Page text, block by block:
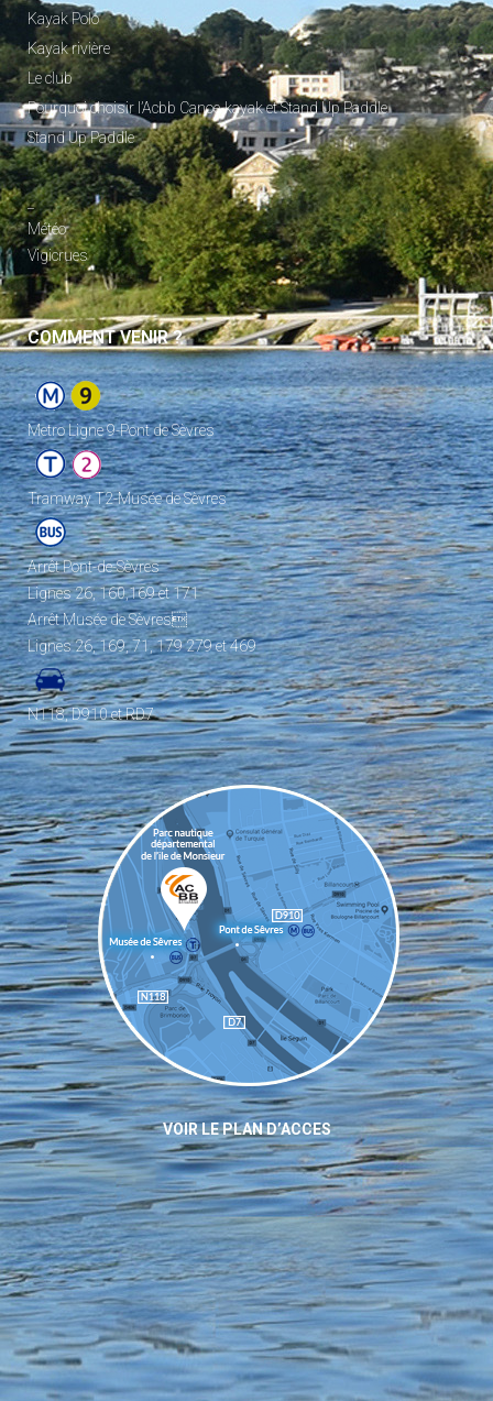
Kayak Polo
Kayak rivière
Le club
Pourquoi choisir l’Acbb Canoe-kayak et Stand Up Paddle
Stand Up Paddle
_
Météo
Vigicrues
COMMENT VENIR ?
Metro Ligne 9-Pont de Sèvres
Tramway T2-Musée de Sèvres
Arrêt Pont-de-Sèvres
Lignes 26, 160,169 et 171
Arrêt Musée de Sèvres
Lignes 26, 169, 71, 179 279 et 469
N118, D910 et RD7
VOIR LE PLAN D’ACCES